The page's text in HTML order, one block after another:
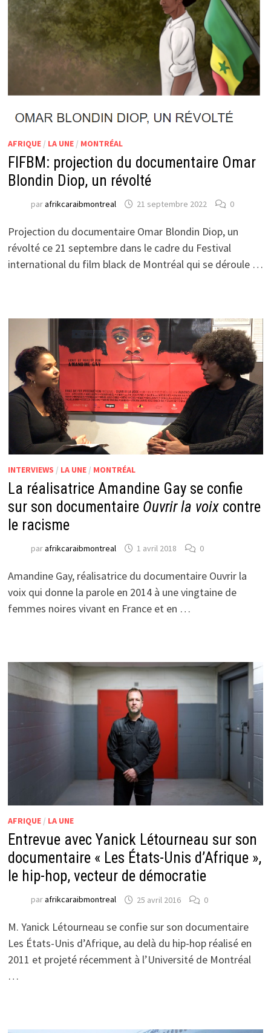
AFRIQUE/ LA UNE/ MONTRÉAL
FIFBM: projection du documentaire Omar
Blondin Diop, un révolté
parafrikcaraibmontreal 21 septembre 2022 0
Projection du documentaire Omar Blondin Diop, un
révolté ce 21 septembre dans le cadre du Festival
international du film black de Montréal qui se déroule …
INTERVIEWS / LA UNE/ MONTRÉAL
La réalisatrice Amandine Gay se confie
sur son documentaire Ouvrir la voix contre
le racisme
parafrikcaraibmontreal 1 avril 2018 0
Amandine Gay, réalisatrice du documentaire Ouvrir la
voix qui donne la parole en 2014 à une vingtaine de
femmes noires vivant en France et en …
AFRIQUE/ LA UNE
Entrevue avec Yanick Létourneau sur son
documentaire « Les États-Unis d’Afrique »,
le hip-hop, vecteur de démocratie
parafrikcaraibmontreal 25 avril 2016 0
M. Yanick Létourneau se confie sur son documentaire
Les États-Unis d’Afrique, au delà du hip-hop réalisé en
2011 et projeté récemment à l’Université de Montréal
…